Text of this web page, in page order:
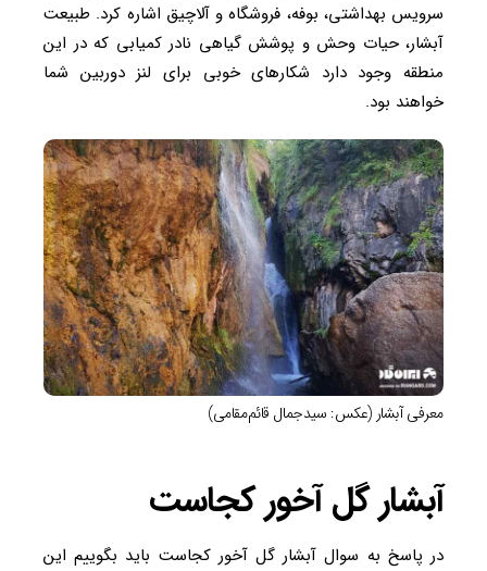
سرویس بهداشتی، بوفه، فروشگاه و آلاچیق اشاره کرد. طبیعت
آبشار، حیات وحش و پوشش گیاهی نادر کمیابی که در این
منطقه وجود دارد شکارهای خوبی برای لنز دوربین شما
خواهند بود.
معرفی آبشار (عکس: سیدجمال قائم‌مقامی)
آبشار گل آخور کجاست
در پاسخ به سوال آبشار گل آخور کجاست باید بگوییم این